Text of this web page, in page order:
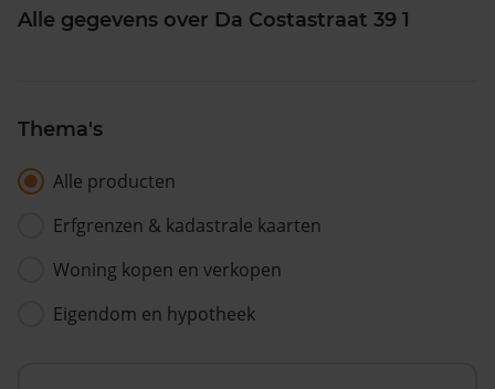
Alle gegevens over Da Costastraat 39 1
Thema's
Alle producten
Erfgrenzen & kadastrale kaarten
Woning kopen en verkopen
Eigendom en hypotheek